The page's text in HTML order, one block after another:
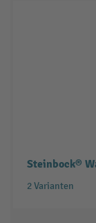
Steinbock®
2 Varianten